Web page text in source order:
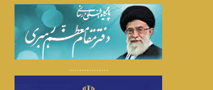
................